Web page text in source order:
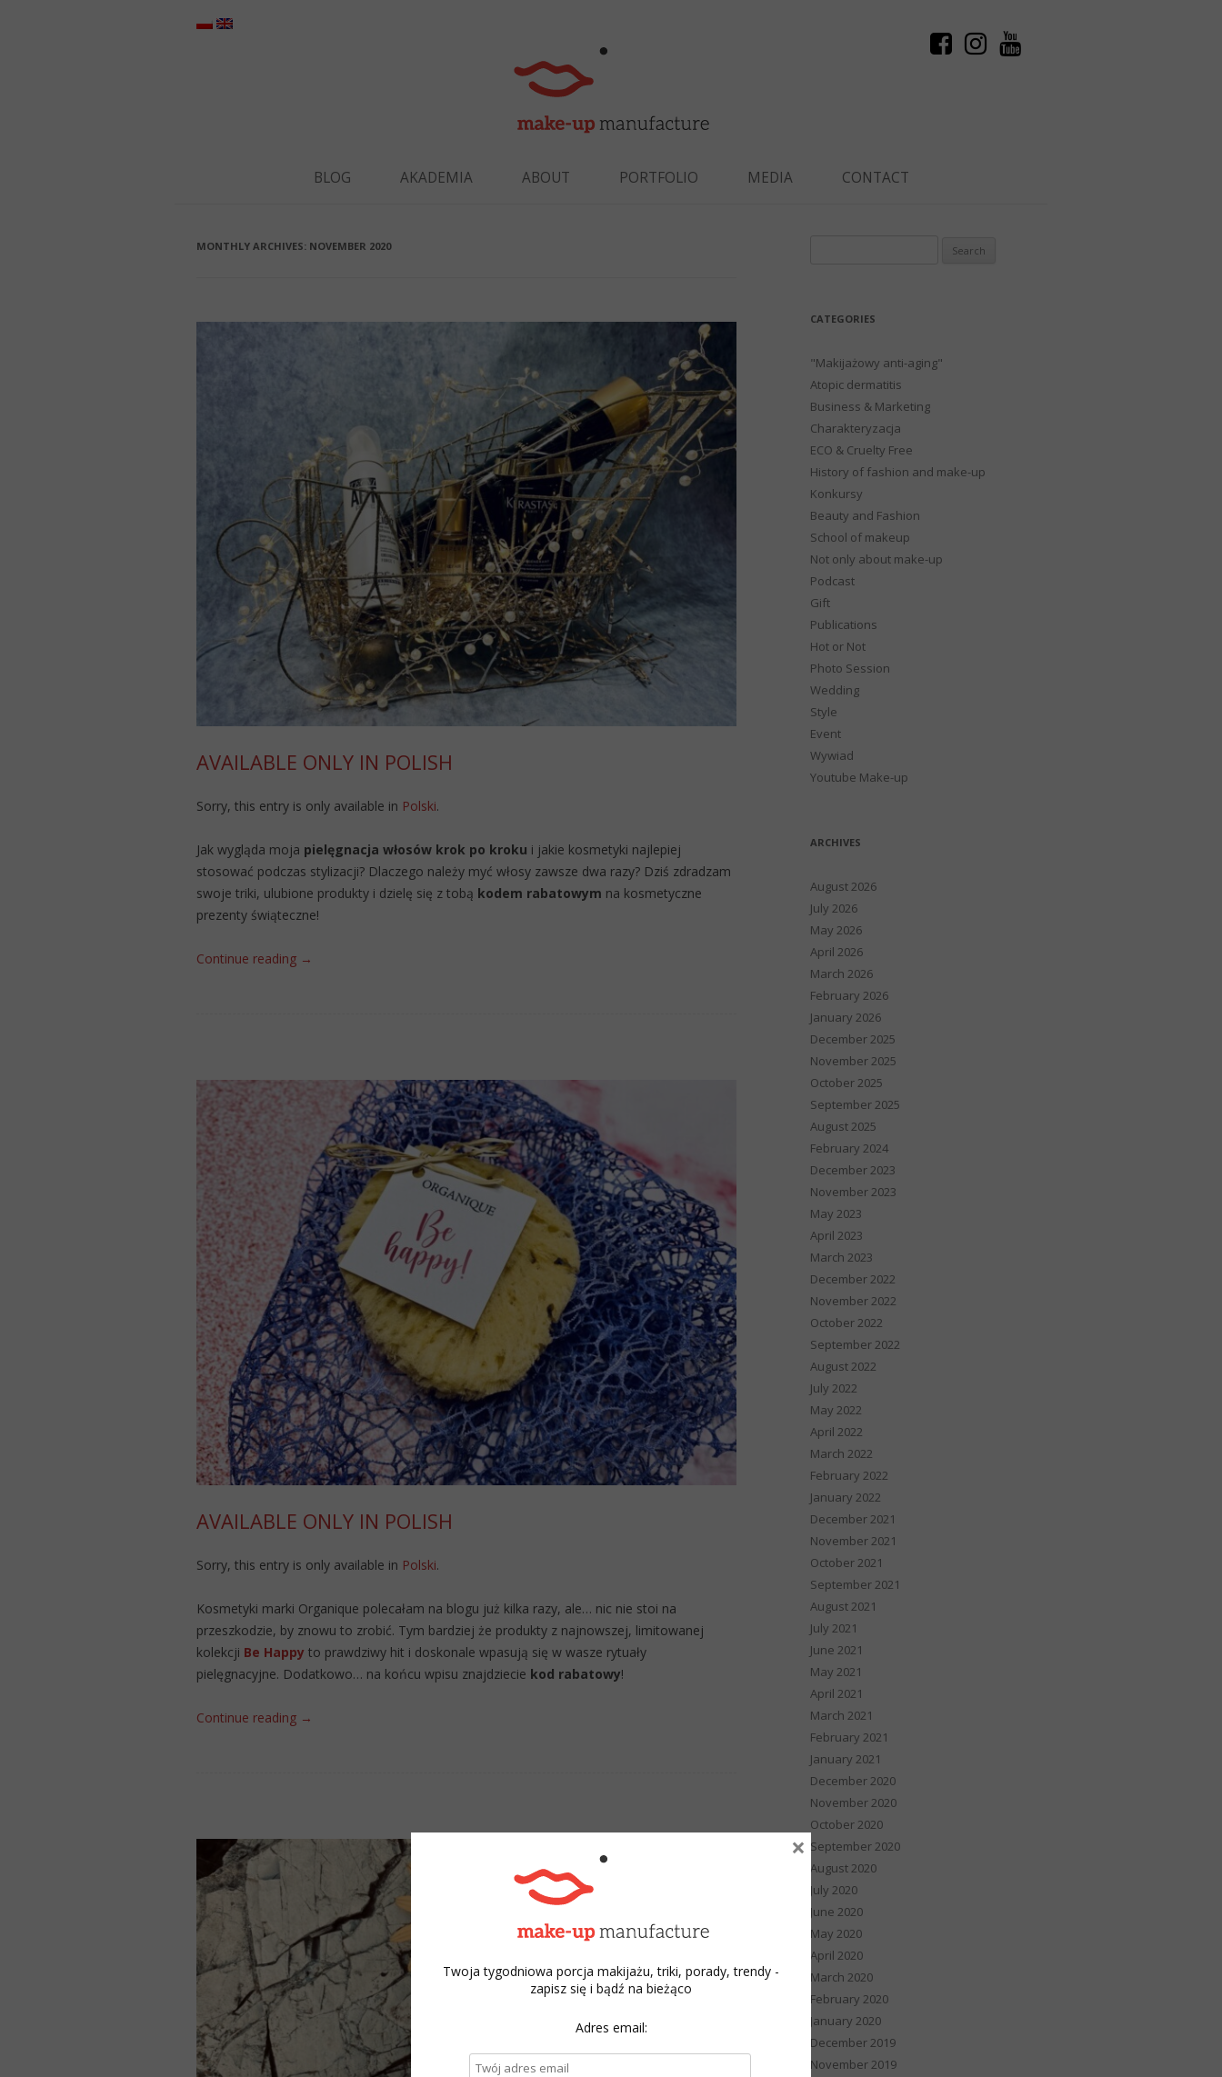
BLOG AKADEMIA ABOUT PORTFOLIO MEDIA CONTACT
MONTHLY ARCHIVES: NOVEMBER 2020
AVAILABLE ONLY IN POLISH
Sorry, this entry is only available in Polski.
Jak wygląda moja pielęgnacja włosów krok po kroku i jakie kosmetyki najlepiej
stosować podczas stylizacji? Dlaczego należy myć włosy zawsze dwa razy? Dziś zdradzam
swoje triki, ulubione produkty i dzielę się z tobą kodem rabatowym na kosmetyczne
prezenty świąteczne!
Continue reading →
AVAILABLE ONLY IN POLISH
Sorry, this entry is only available in Polski.
Kosmetyki marki Organique polecałam na blogu już kilka razy, ale… nic nie stoi na
przeszkodzie, by znowu to zrobić. Tym bardziej że produkty z najnowszej, limitowanej
kolekcji Be Happy to prawdziwy hit i doskonale wpasują się w wasze rytuały
pielęgnacyjne. Dodatkowo… na końcu wpisu znajdziecie kod rabatowy!
Continue reading →
CATEGORIES
"Makijażowy anti-aging"
Atopic dermatitis
Business & Marketing
Charakteryzacja
ECO & Cruelty Free
History of fashion and make-up
Konkursy
Beauty and Fashion
School of makeup
Not only about make-up
Podcast
Gift
Publications
Hot or Not
Photo Session
Wedding
Style
Event
Wywiad
Youtube Make-up
ARCHIVES
August 2026
July 2026
May 2026
April 2026
March 2026
February 2026
January 2026
December 2025
November 2025
October 2025
September 2025
August 2025
February 2024
December 2023
November 2023
May 2023
April 2023
March 2023
December 2022
November 2022
October 2022
September 2022
August 2022
July 2022
May 2022
April 2022
March 2022
February 2022
January 2022
December 2021
November 2021
October 2021
September 2021
August 2021
July 2021
June 2021
May 2021
April 2021
March 2021
February 2021
January 2021
December 2020
November 2020
October 2020
September 2020
August 2020
July 2020
June 2020
May 2020
April 2020
March 2020
February 2020
January 2020
December 2019
November 2019
Twoja tygodniowa porcja makijażu, triki, porady, trendy -
zapisz się i bądź na bieżąco
Adres email:
×